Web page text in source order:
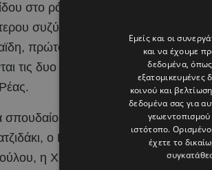
στο ρόλο της Μαριόγκας-
συζύγου της, Γιώργου
πρώτου συζύγου της Ευτυχίας,
τις δυο κόρες της Ευτυχίας, Μαίρη
σπουδαίο επιτελείο
ο Κρατερός Κατσούλης στο
η Χρύσα Ρώπα, ως Σωτηρία
Εμείς και οι
και να έχουμε
δεδομένα, όπως
εξατομικευμένες
κοινού και
δεδομένα σας για
γεωεντοπισμού
ιστότοπο.
έχετε το